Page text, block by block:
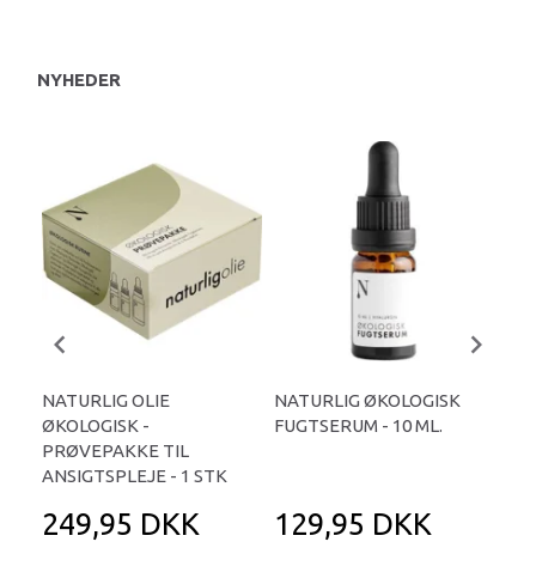
NYHEDER
NATURLIG OLIE
ØKOLOGISK -
PRØVEPAKKE TIL
ANSIGTSPLEJE - 1 STK
249,95 DKK
NATURLIG ØKOLOGISK
FUGTSERUM - 10 ML.
129,95 DKK